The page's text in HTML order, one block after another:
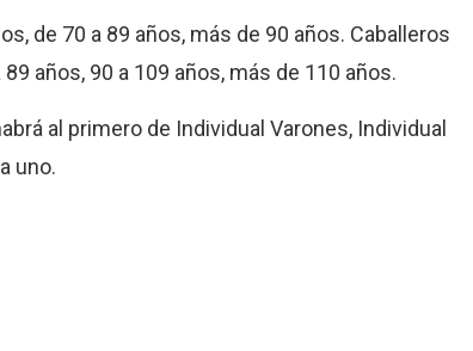
de 70 a 89 años, más de 90 años. Caballeros
años, 90 a 109 años, más de 110 años.
al primero de Individual Varones, Individual
uno.